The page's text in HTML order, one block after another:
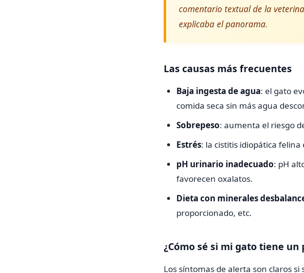
comentario textual de la
explicaba el panorama.
Las causas más frecuentes
Baja ingesta de agua: el gato
comida seca sin más agua
Sobrepeso: aumenta el riesgo
Estrés: la cistitis idiopática
pH urinario inadecuado: pH
favorecen oxalatos.
Dieta con minerales
proporcionado, etc.
¿Cómo sé si mi gato tiene
Los síntomas de alerta son claros si